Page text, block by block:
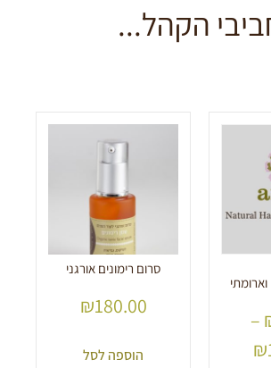
הקהל...
–
₪
סרום רימונים אורגני
₪180.00
הוספה לסל